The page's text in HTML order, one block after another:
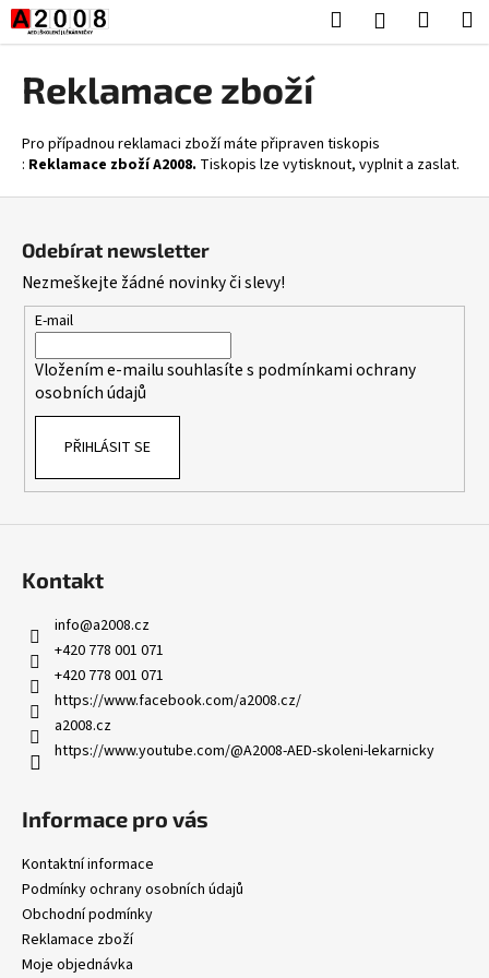
Přejít
na
obsah
HledatPřihlášení
Reklamace zboží
Pro případnou reklamaci zboží máte připraven tiskopis
: Reklamace zboží A2008. Tiskopis lze vytisknout, vyplnit a zaslat.
K
o
o
p
o
ř
e
b
e
n
a
í
?
HLEDAT
o
p
o
r
u
Odebírat newsletter
Nezmeškejte žádné novinky či slevy!
E-mail
Vložením e-mailu souhlasíte s podmínkami ochrany
osobních údajů
PŘIHLÁSIT SE
Kontakt
info@a2008.cz
+420 778 001 071
+420 778 001 071
https://www.facebook.com/a2008.cz/
a2008.cz
https://www.youtube.com/@A2008-AED-skoleni-lekarnicky
Informace pro vás
Kontaktní informace
Podmínky ochrany osobních údajů
Obchodní podmínky
Reklamace zboží
Moje objednávka